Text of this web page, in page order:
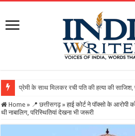
Home » 📍 छत्तीसगढ़ » हाई कोर्ट ने पॉक्सो के आरोपी
थी नाबालिग, परिस्थितियां देखना भी जरूरी